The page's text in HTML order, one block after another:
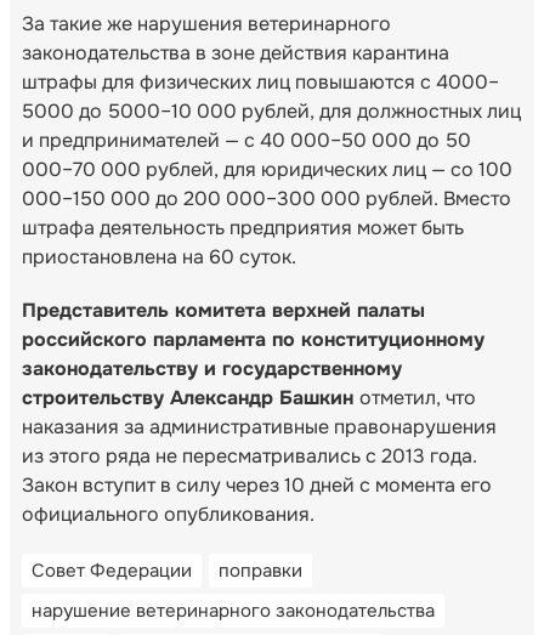
За такие же нарушения ветеринарного
законодательства в зоне действия карантина
штрафы для физических лиц повышаются с 4000–
5000 до 5000–10 000 рублей, для должностных лиц
и предпринимателей — с 40 000–50 000 до 50
000–70 000 рублей, для юридических лиц — со 100
000–150 000 до 200 000–300 000 рублей. Вместо
штрафа деятельность предприятия может быть
приостановлена на 60 суток.
Представитель комитета верхней палаты
российского парламента по конституционному
законодательству и государственному
строительству Александр Башкин отметил, что
наказания за административные правонарушения
из этого ряда не пересматривались с 2013 года.
Закон вступит в силу через 10 дней с момента его
официального опубликования.
Совет Федерации
поправки
нарушение ветеринарного законодательства